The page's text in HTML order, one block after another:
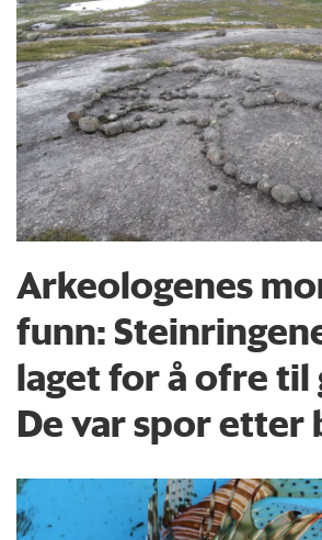
Arkeologenes
funn:
laget for å ofre til
De var spor etter